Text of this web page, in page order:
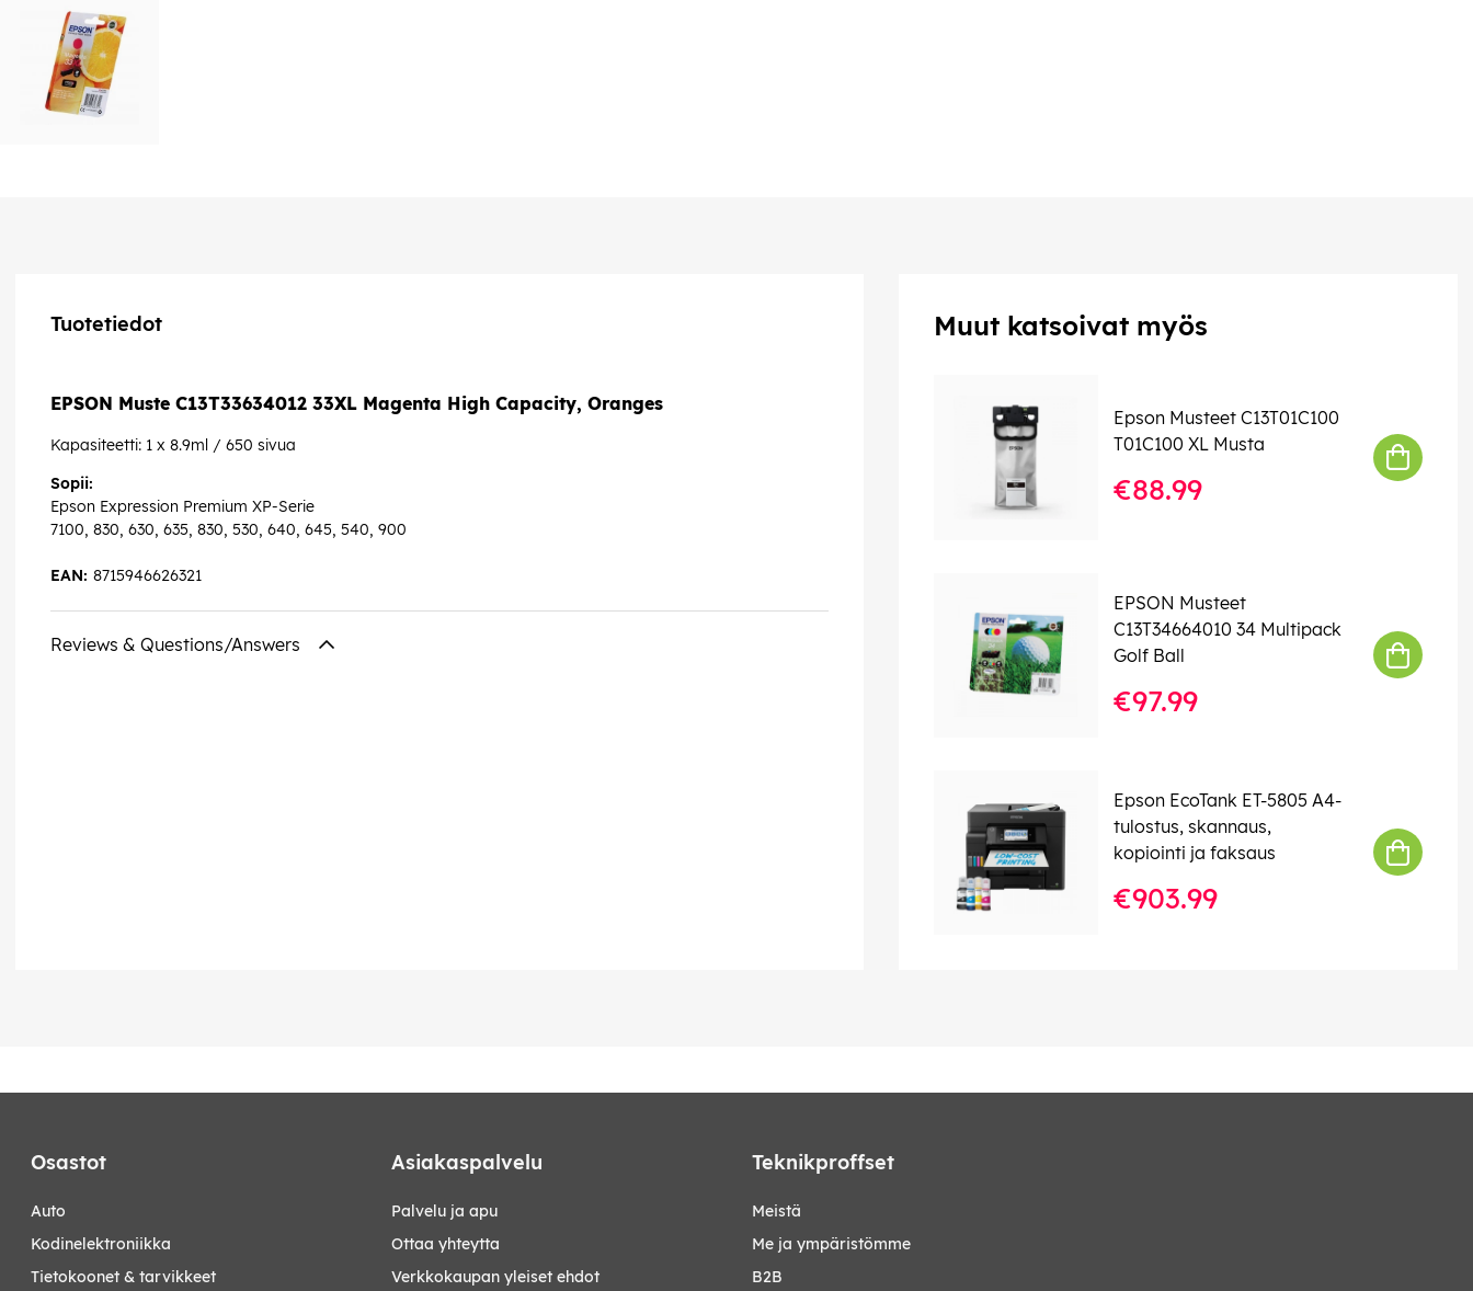
Tuotetiedot
EPSON Muste C13T33634012 33XL Magenta High Capacity, Oranges
Kapasiteetti: 1 x 8.9ml / 650 sivua
Sopii:
Epson Expression Premium XP-Serie
7100, 830, 630, 635, 830, 530, 640, 645, 540, 900
8715946626321
EAN:
Reviews & Questions/Answers
Muut katsoivat myös
Epson Musteet C13T01C100
T01C100 XL Musta
€88.99
EPSON Musteet
C13T34664010 34 Multipack
Golf Ball
€97.99
Epson EcoTank ET-5805 A4-
tulostus, skannaus,
kopiointi ja faksaus
€903.99
Osastot
auto
kodinelektroniikka
tietokoonet & tarvikkeet
Asiakaspalvelu
Palvelu ja apu
Ottaa yhteytta
Verkkokaupan yleiset ehdot
Teknikproffset
Meistä
Me ja ympäristömme
B2B